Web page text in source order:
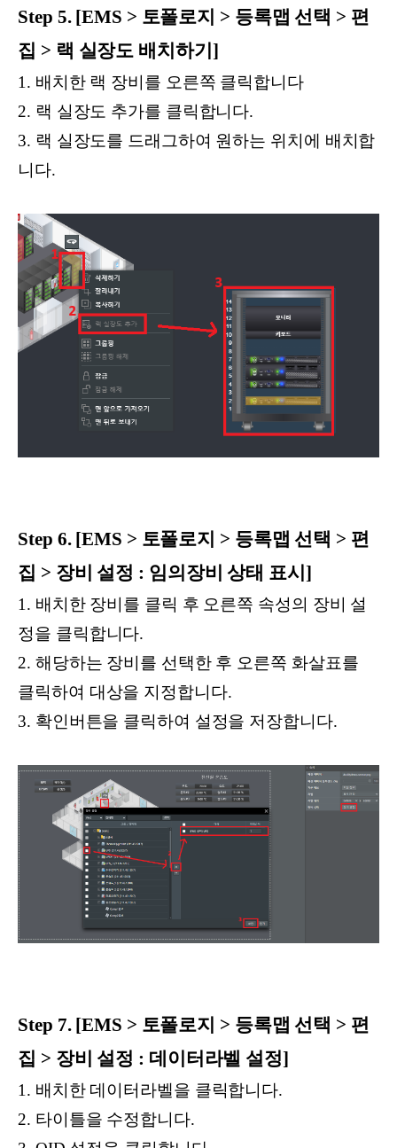
Step 5. [EMS > 토폴로지 > 등록맵 선택 > 편
집 > 랙 실장도 배치하기]
1. 배치한 랙 장비를 오른쪽 클릭합니다
2. 랙 실장도 추가를 클릭합니다.
3. 랙 실장도를 드래그하여 원하는 위치에 배치합
니다.
Step 6. [EMS > 토폴로지 > 등록맵 선택 > 편
집 > 장비 설정 : 임의장비 상태 표시]
1. 배치한 장비를 클릭 후 오른쪽 속성의 장비 설
정을 클릭합니다.
2. 해당하는 장비를 선택한 후 오른쪽 화살표를
클릭하여 대상을 지정합니다.
3. 확인버튼을 클릭하여 설정을 저장합니다.
Step 7. [EMS > 토폴로지 > 등록맵 선택 > 편
집 > 장비 설정 : 데이터라벨 설정]
1. 배치한 데이터라벨을 클릭합니다.
2. 타이틀을 수정합니다.